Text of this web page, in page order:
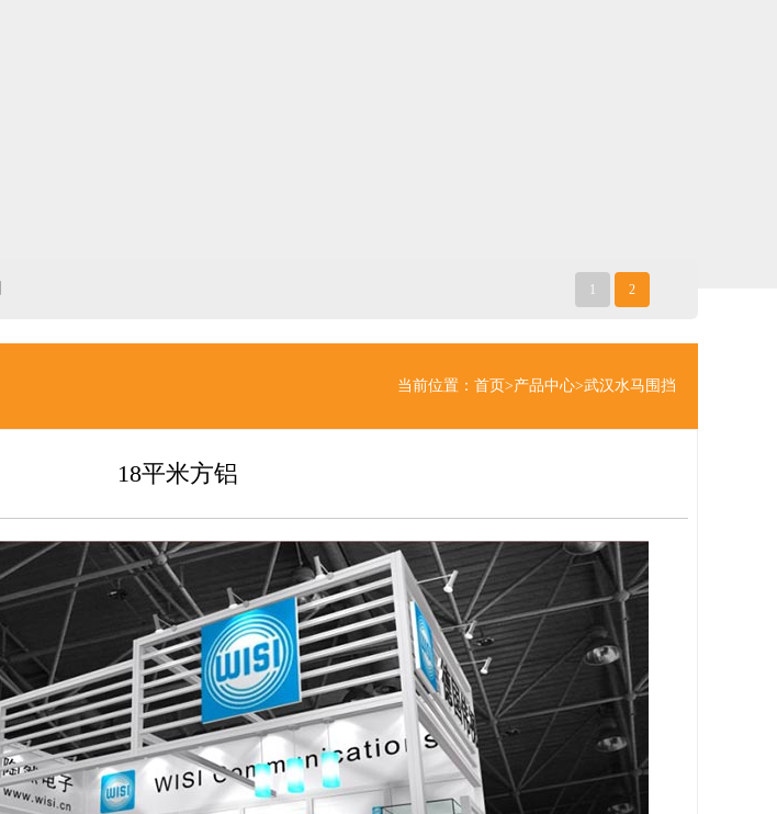
1 2
当前位置： 首页>产品中心>武汉水马围挡
18平米方铝